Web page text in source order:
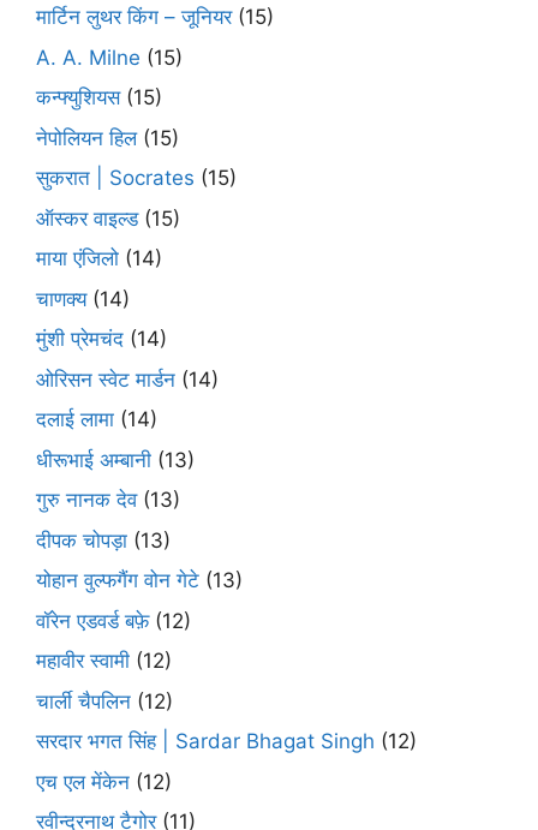
मार्टिन लुथर किंग – जूनियर(15)
A. A. Milne (15)
कन्फ्युशियस(15)
नेपोलियन हिल(15)
सुकरात | Socrates (15)
ऑस्कर वाइल्ड(15)
माया एंजिलो (14)
चाणक्य(14)
मुंशी प्रेमचंद (14)
ओरिसन स्‍वेट मार्डन (14)
दलाई लामा (14)
धीरूभाई अम्बानी (13)
गुरु नानक देव(13)
दीपक चोपड़ा (13)
योहान वुल्फगैंग वोन गेटे (13)
वॉरेन एडवर्ड बफ़े(12)
महावीर स्वामी (12)
चार्ली चैपलिन (12)
सरदार भगत सिंह | Sardar Bhagat Singh (12)
एच एल मेंकेन (12)
रवीन्द्रनाथ टैगोर(11)